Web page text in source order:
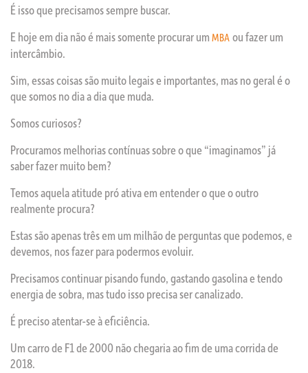
É isso que precisamos sempre buscar.
E hoje em dia não é mais somente procurar um MBA ou fazer um
intercâmbio.
Sim, essas coisas são muito legais e importantes, mas no geral é o
que somos no dia a dia que muda.
Somos curiosos?
Procuramos melhorias contínuas sobre o que “imaginamos” já
saber fazer muito bem?
Temos aquela atitude pró ativa em entender o que o outro
realmente procura?
Estas são apenas três em um milhão de perguntas que podemos, e
devemos, nos fazer para podermos evoluir.
Precisamos continuar pisando fundo, gastando gasolina e tendo
energia de sobra, mas tudo isso precisa ser canalizado.
É preciso atentar-se à eficiência.
Um carro de F1 de 2000 não chegaria ao fim de uma corrida de
2018.